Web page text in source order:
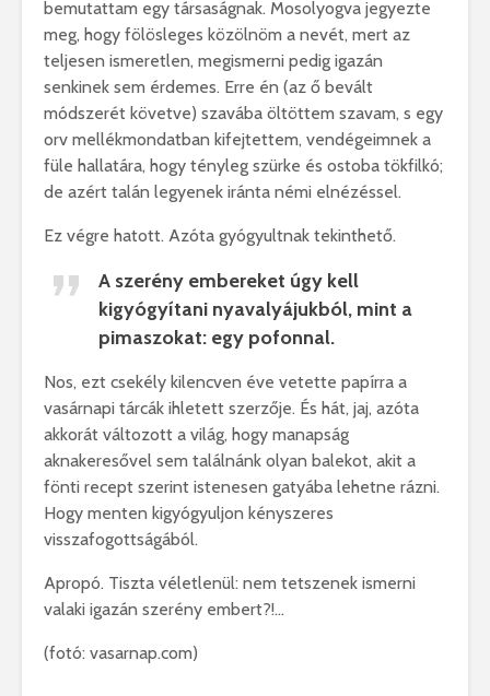
bemutattam egy társaságnak. Mosolyogva jegyezte
meg, hogy fölösleges közölnöm a nevét, mert az
teljesen ismeretlen, megismerni pedig igazán
senkinek sem érdemes. Erre én (az ő bevált
módszerét követve) szavába öltöttem szavam, s egy
orv mellékmondatban kifejtettem, vendégeimnek a
füle hallatára, hogy tényleg szürke és ostoba tökfilkó;
de azért talán legyenek iránta némi elnézéssel.
Ez végre hatott. Azóta gyógyultnak tekinthető.
A szerény embereket úgy kell
kigyógyítani nyavalyájukból, mint a
pimaszokat: egy pofonnal.
Nos, ezt csekély kilencven éve vetette papírra a
vasárnapi tárcák ihletett szerzője. És hát, jaj, azóta
akkorát változott a világ, hogy manapság
aknakeresővel sem találnánk olyan balekot, akit a
fönti recept szerint istenesen gatyába lehetne rázni.
Hogy menten kigyógyuljon kényszeres
visszafogottságából.
Apropó. Tiszta véletlenül: nem tetszenek ismerni
valaki igazán szerény embert?!…
(fotó: vasarnap.com)